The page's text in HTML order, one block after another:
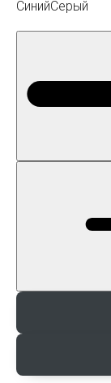
СинийСерый